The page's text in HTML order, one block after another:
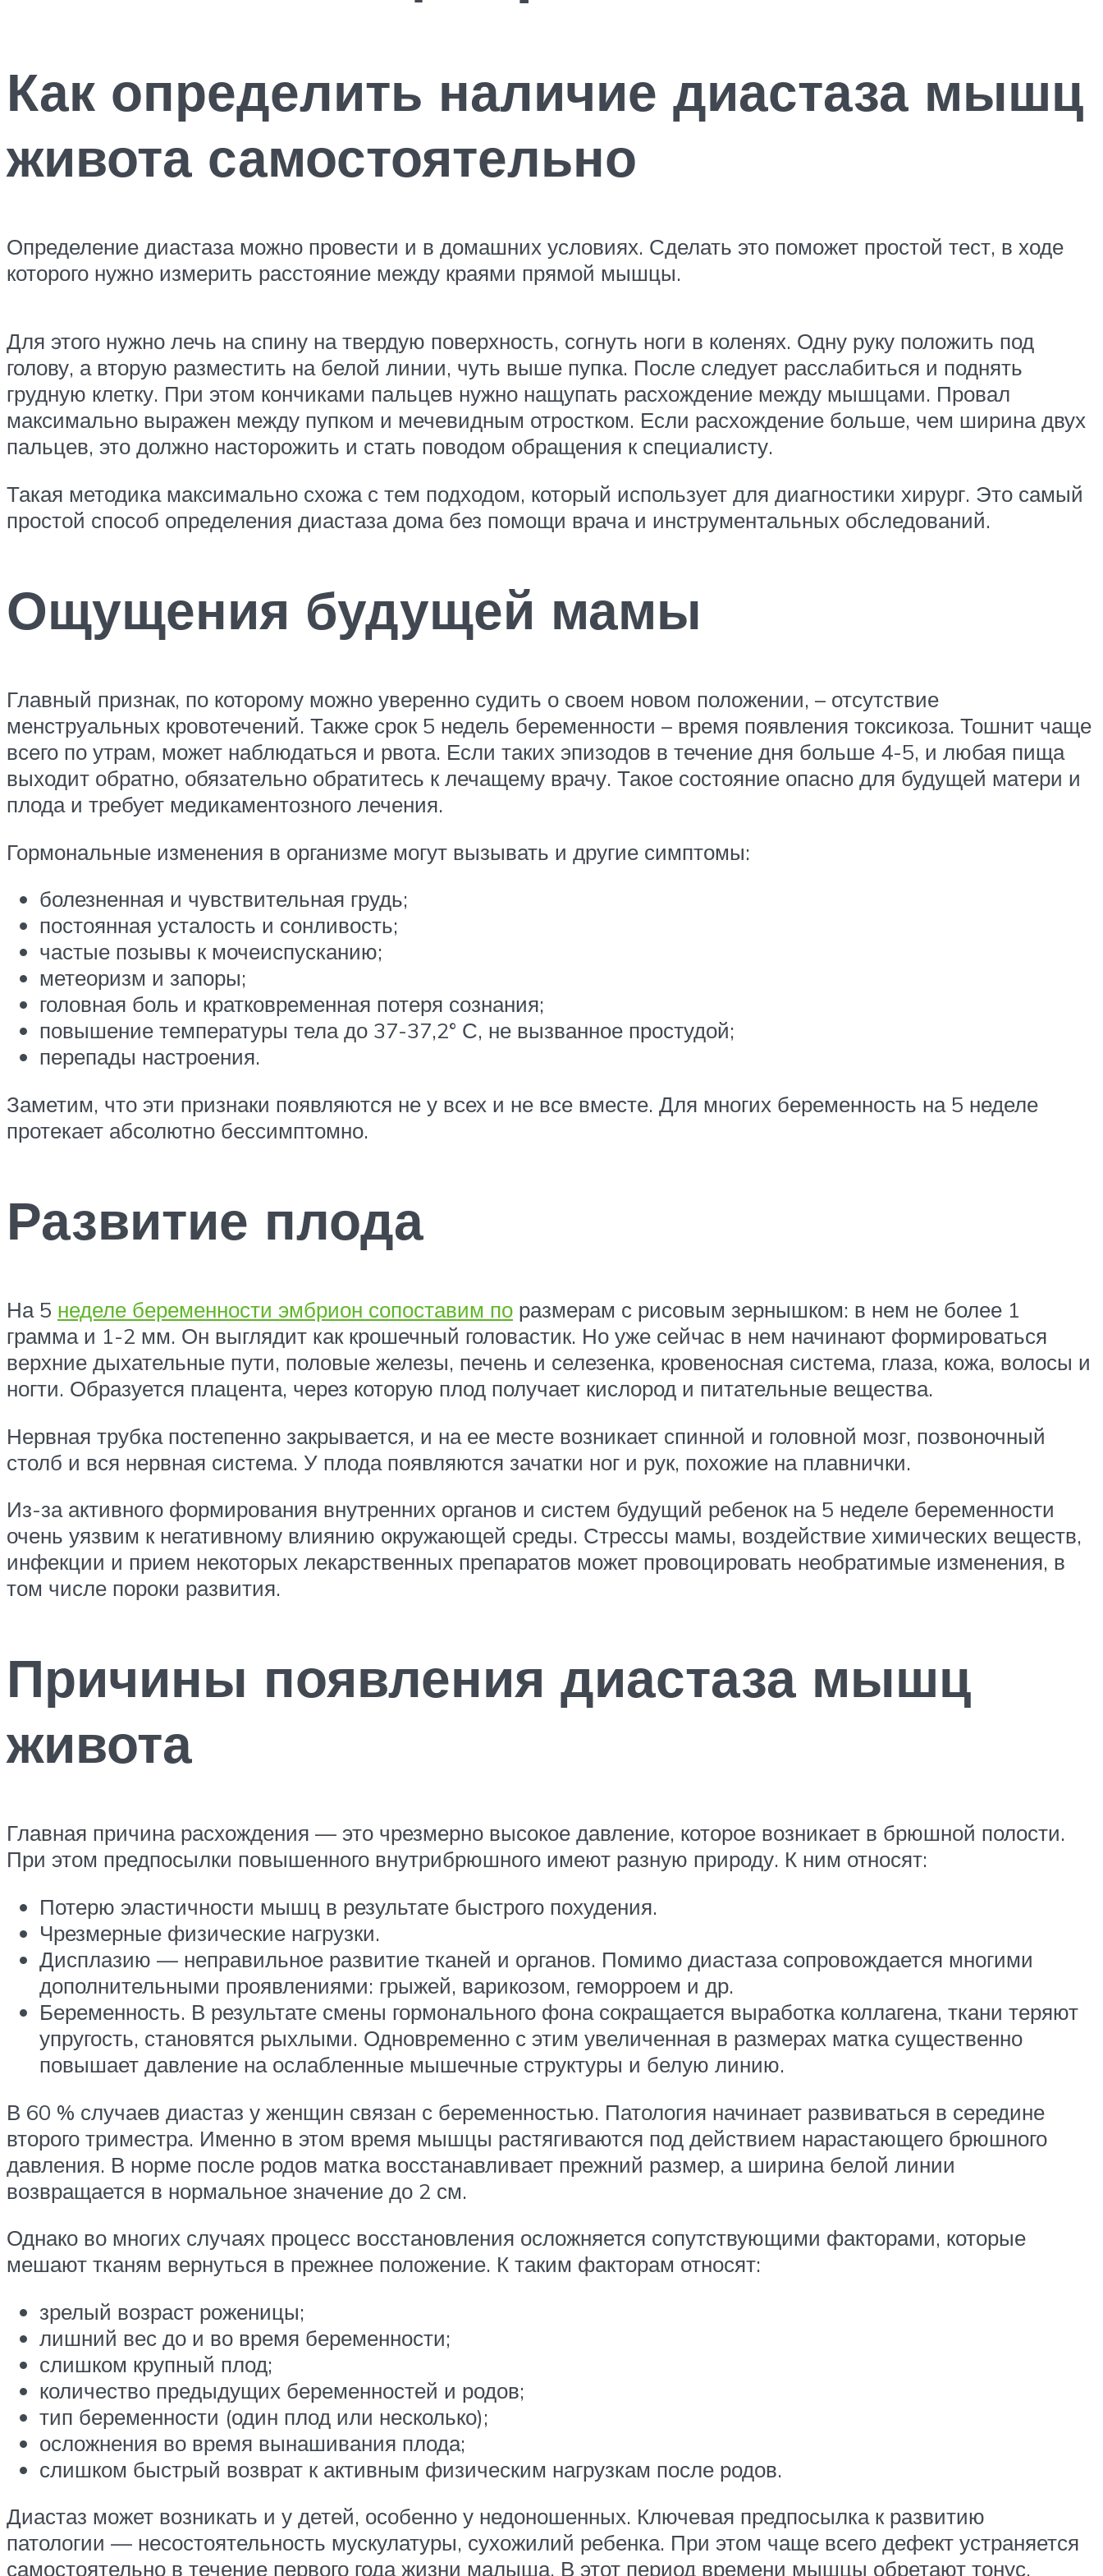
Как определить наличие диастаза мышц
живота самостоятельно
Определение диастаза можно провести и в домашних условиях. Сделать это поможет простой тест, в ходе
которого нужно измерить расстояние между краями прямой мышцы.
Для этого нужно лечь на спину на твердую поверхность, согнуть ноги в коленях. Одну руку положить под
голову, а вторую разместить на белой линии, чуть выше пупка. После следует расслабиться и поднять
грудную клетку. При этом кончиками пальцев нужно нащупать расхождение между мышцами. Провал
максимально выражен между пупком и мечевидным отростком. Если расхождение больше, чем ширина двух
пальцев, это должно насторожить и стать поводом обращения к специалисту.
Такая методика максимально схожа с тем подходом, который использует для диагностики хирург. Это самый
простой способ определения диастаза дома без помощи врача и инструментальных обследований.
Ощущения будущей мамы
Главный признак, по которому можно уверенно судить о своем новом положении, – отсутствие
менструальных кровотечений. Также срок 5 недель беременности – время появления токсикоза. Тошнит чаще
всего по утрам, может наблюдаться и рвота. Если таких эпизодов в течение дня больше 4-5, и любая пища
выходит обратно, обязательно обратитесь к лечащему врачу. Такое состояние опасно для будущей матери и
плода и требует медикаментозного лечения.
Гормональные изменения в организме могут вызывать и другие симптомы:
болезненная и чувствительная грудь;
постоянная усталость и сонливость;
частые позывы к мочеиспусканию;
метеоризм и запоры;
головная боль и кратковременная потеря сознания;
повышение температуры тела до 37-37,2° С, не вызванное простудой;
перепады настроения.
Заметим, что эти признаки появляются не у всех и не все вместе. Для многих беременность на 5 неделе
протекает абсолютно бессимптомно.
Развитие плода
На 5 неделе беременности эмбрион сопоставим по размерам с рисовым зернышком: в нем не более 1
грамма и 1-2 мм. Он выглядит как крошечный головастик. Но уже сейчас в нем начинают формироваться
верхние дыхательные пути, половые железы, печень и селезенка, кровеносная система, глаза, кожа, волосы и
ногти. Образуется плацента, через которую плод получает кислород и питательные вещества.
Нервная трубка постепенно закрывается, и на ее месте возникает спинной и головной мозг, позвоночный
столб и вся нервная система. У плода появляются зачатки ног и рук, похожие на плавнички.
Из-за активного формирования внутренних органов и систем будущий ребенок на 5 неделе беременности
очень уязвим к негативному влиянию окружающей среды. Стрессы мамы, воздействие химических веществ,
инфекции и прием некоторых лекарственных препаратов может провоцировать необратимые изменения, в
том числе пороки развития.
Причины появления диастаза мышц
живота
Главная причина расхождения — это чрезмерно высокое давление, которое возникает в брюшной полости.
При этом предпосылки повышенного внутрибрюшного имеют разную природу. К ним относят:
Потерю эластичности мышц в результате быстрого похудения.
Чрезмерные физические нагрузки.
Дисплазию — неправильное развитие тканей и органов. Помимо диастаза сопровождается многими
дополнительными проявлениями: грыжей, варикозом, геморроем и др.
Беременность. В результате смены гормонального фона сокращается выработка коллагена, ткани теряют
упругость, становятся рыхлыми. Одновременно с этим увеличенная в размерах матка существенно
повышает давление на ослабленные мышечные структуры и белую линию.
В 60 % случаев диастаз у женщин связан с беременностью. Патология начинает развиваться в середине
второго триместра. Именно в этом время мышцы растягиваются под действием нарастающего брюшного
давления. В норме после родов матка восстанавливает прежний размер, а ширина белой линии
возвращается в нормальное значение до 2 см.
Однако во многих случаях процесс восстановления осложняется сопутствующими факторами, которые
мешают тканям вернуться в прежнее положение. К таким факторам относят:
зрелый возраст роженицы;
лишний вес до и во время беременности;
слишком крупный плод;
количество предыдущих беременностей и родов;
тип беременности (один плод или несколько);
осложнения во время вынашивания плода;
слишком быстрый возврат к активным физическим нагрузкам после родов.
Диастаз может возникать и у детей, особенно у недоношенных. Ключевая предпосылка к развитию
патологии — несостоятельность мускулатуры, сухожилий ребенка. При этом чаще всего дефект устраняется
самостоятельно в течение первого года жизни малыша. В этот период времени мышцы обретают тонус,